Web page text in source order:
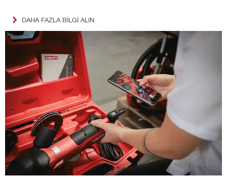
DAHA FAZLA BILGI ALIN